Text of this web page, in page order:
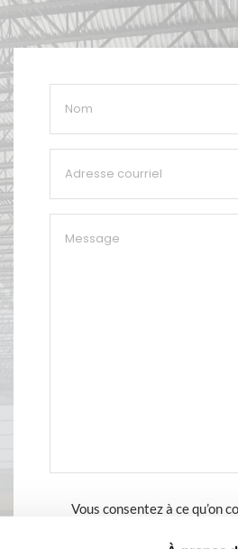
Consentement
Vous consentez à ce qu’on
droits, consultez notre